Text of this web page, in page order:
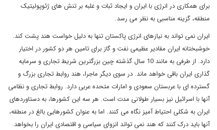
برای همکاری در انرژی با ایران و ایجاد ثبات و غلبه بر تنش های ژئوپولیتیک
منطقه، گزینه مناسبی به نظر می رسد.
ایران نمی تواند به نیازهای انرژی پاکستان تنها به دلیل خواست هند پشت کند.
خوشبختانه ایران مقادیر عظیمی نفت و گاز برای تامین هر دو کشور در اختیار
دارد. از طرفی به مانند 10 سال گذشته چین بزرگترین شریط تجاری و سرمایه
گذاری ایران باقی خواهد ماند. در سوی دیگر ماجرا، هند روابط تجاری بزرگ و
گسترده ای با عربستان سعودی و امارات متحده عربی دارد. روابط تجاری و نظامی
آنها با اسرائیل نیز بسیار طولانی مدت است. هر سه این کشورها، به دستاوردهای
ایران به شکلی احتیاط آمیز نگاه می کنند. اما به عنوان کشورهایی بالغ در منطقه،
آنها باید درک کنند که هند نمی تواند انزوای سیاسی و اقتصادی ایران را بخواهد.